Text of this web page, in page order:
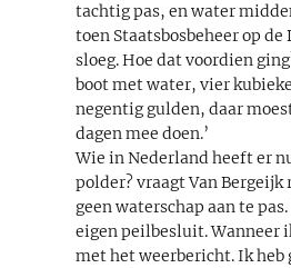
tachtig pas, en water
toen Staatsbosbeheer op de
sloeg. Hoe dat voordien
boot met water, vier
negentig gulden, daar
dagen mee doen.’
Wie in Nederland heeft er
polder? vraagt Van Bergeijk
geen waterschap aan te
eigen peilbesluit. Wanneer
met het weerbericht. Ik heb